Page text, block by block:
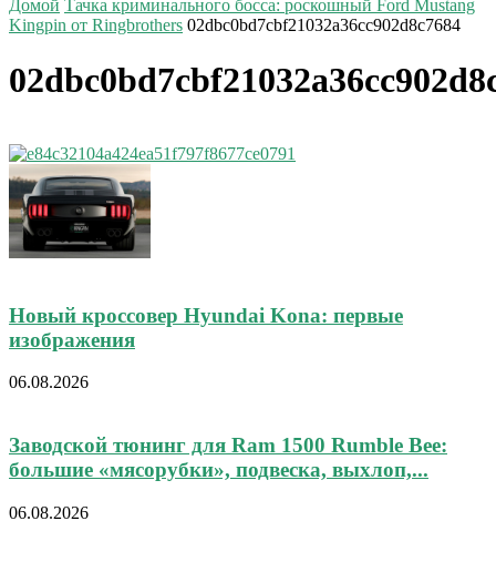
Домой Тачка криминального босса: роскошный Ford Mustang
Kingpin от Ringbrothers 02dbc0bd7cbf21032a36cc902d8c7684
Новый кроссовер Hyundai Kona: первые
изображения
06.08.2026
Заводской тюнинг для Ram 1500 Rumble Bee:
большие «мясорубки», подвеска, выхлоп,...
06.08.2026